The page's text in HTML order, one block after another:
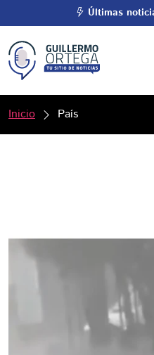
Últimas
Inicio País